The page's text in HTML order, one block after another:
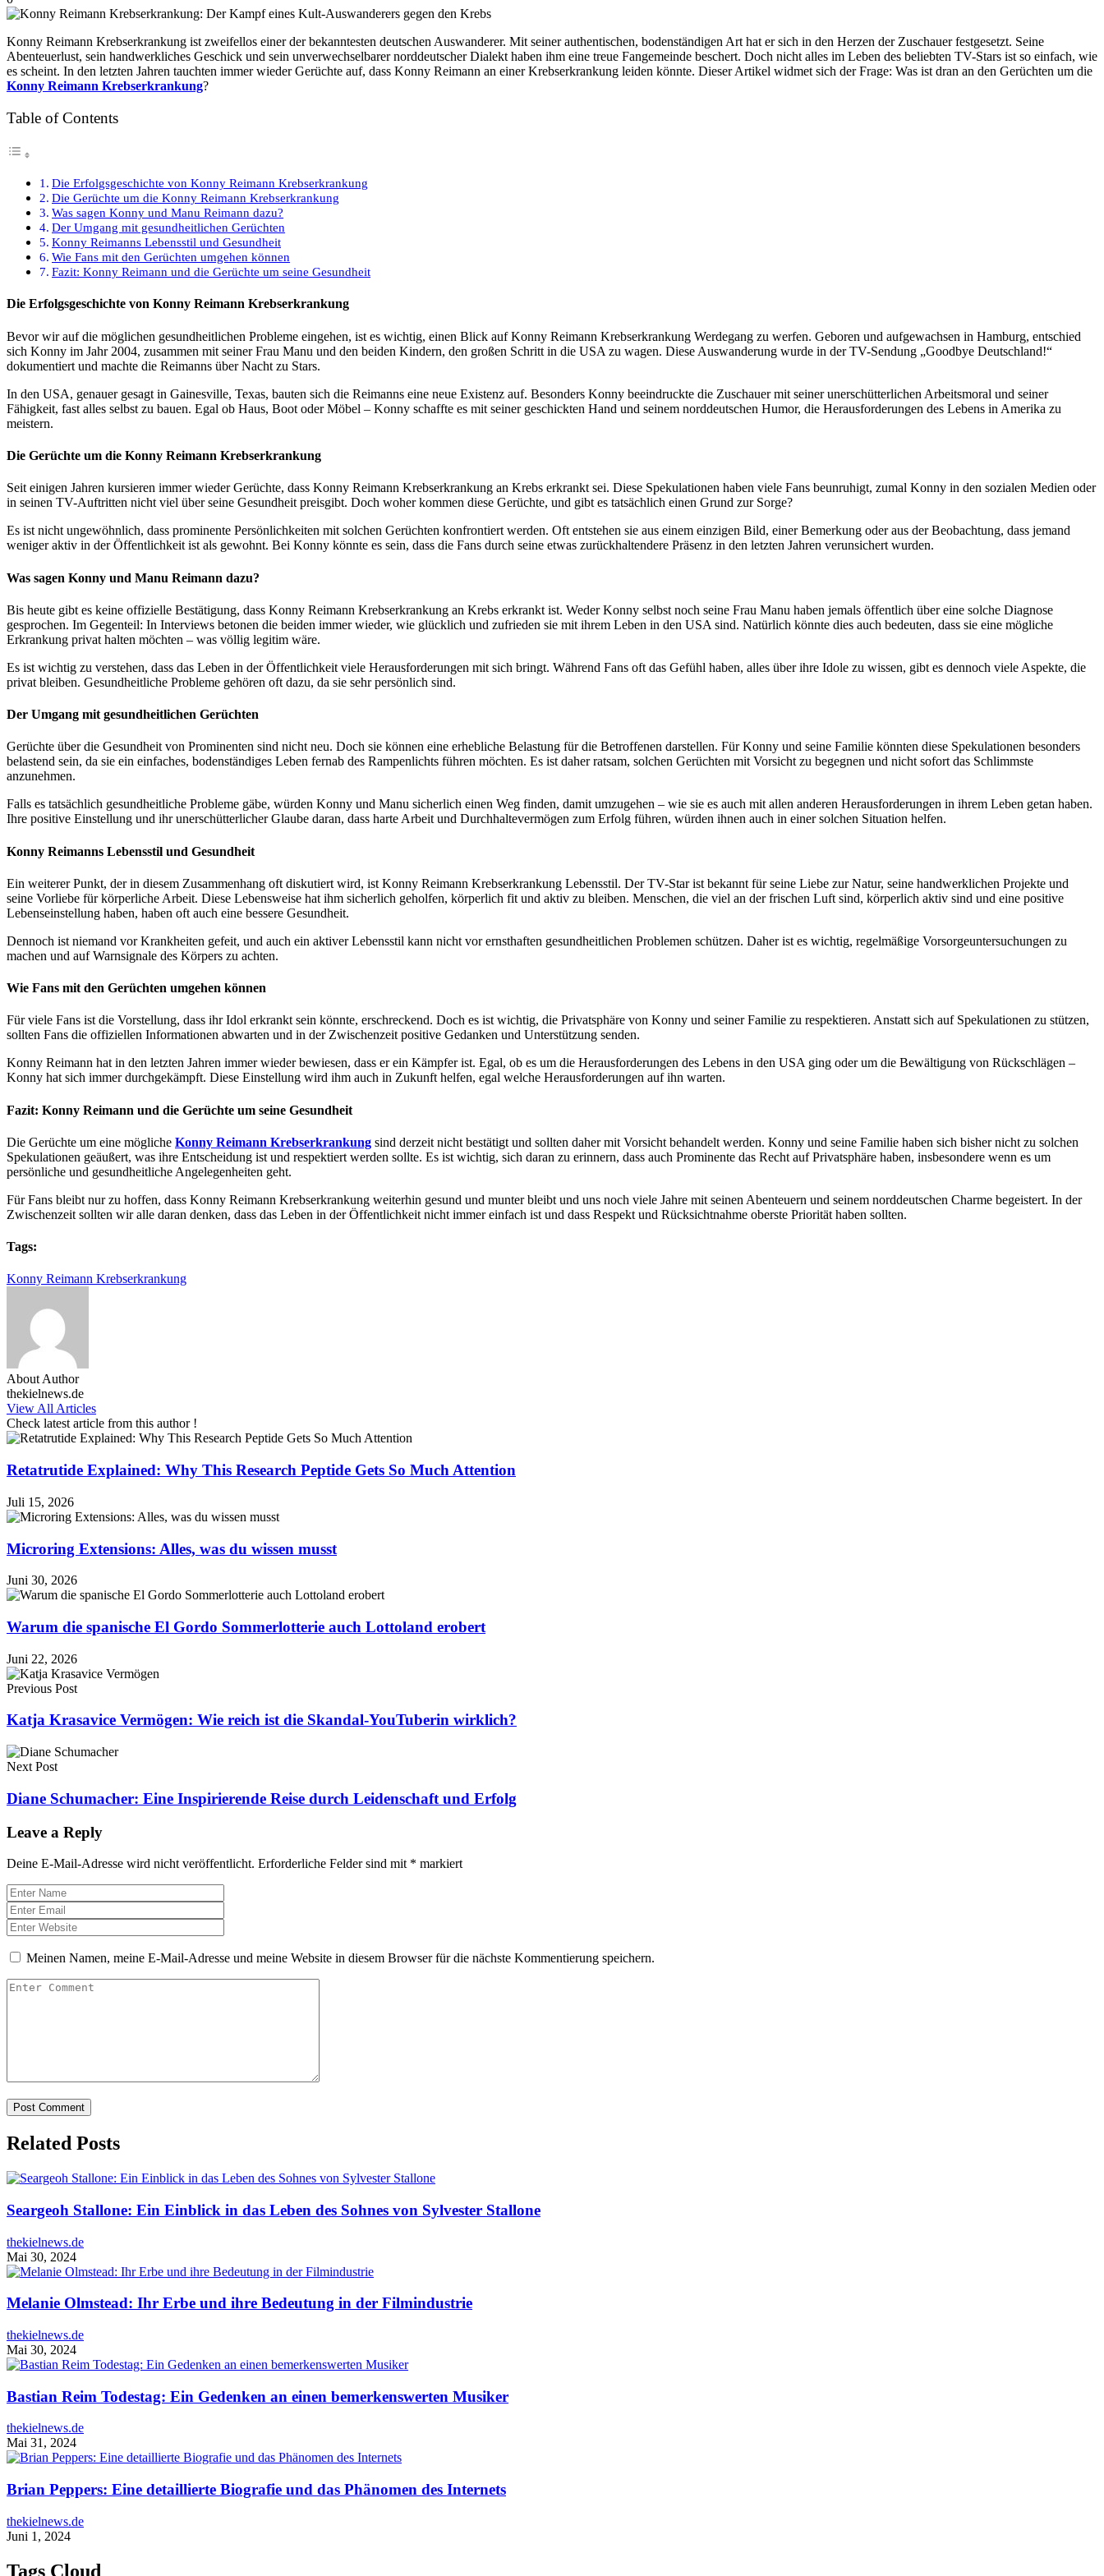
Konny Reimann Krebserkrankung ist zweifellos einer der bekanntesten deutschen Auswanderer. Mit seiner authentischen, bodenständigen Art hat er sich in den Herzen der Zuschauer festgesetzt. Seine
Abenteuerlust, sein handwerkliches Geschick und sein unverwechselbarer norddeutscher Dialekt haben ihm eine treue Fangemeinde beschert. Doch nicht alles im Leben des beliebten TV-Stars ist so einfach, wie
es scheint. In den letzten Jahren tauchten immer wieder Gerüchte auf, dass Konny Reimann an einer Krebserkrankung leiden könnte. Dieser Artikel widmet sich der Frage: Was ist dran an den Gerüchten um die
Konny Reimann Krebserkrankung?
Table of Contents
Die Erfolgsgeschichte von Konny Reimann Krebserkrankung
Die Gerüchte um die Konny Reimann Krebserkrankung
Was sagen Konny und Manu Reimann dazu?
Der Umgang mit gesundheitlichen Gerüchten
Konny Reimanns Lebensstil und Gesundheit
Wie Fans mit den Gerüchten umgehen können
Fazit: Konny Reimann und die Gerüchte um seine Gesundheit
Die Erfolgsgeschichte von Konny Reimann Krebserkrankung
Bevor wir auf die möglichen gesundheitlichen Probleme eingehen, ist es wichtig, einen Blick auf Konny Reimann Krebserkrankung Werdegang zu werfen. Geboren und aufgewachsen in Hamburg, entschied
sich Konny im Jahr 2004, zusammen mit seiner Frau Manu und den beiden Kindern, den großen Schritt in die USA zu wagen. Diese Auswanderung wurde in der TV-Sendung „Goodbye Deutschland!“
dokumentiert und machte die Reimanns über Nacht zu Stars.
In den USA, genauer gesagt in Gainesville, Texas, bauten sich die Reimanns eine neue Existenz auf. Besonders Konny beeindruckte die Zuschauer mit seiner unerschütterlichen Arbeitsmoral und seiner
Fähigkeit, fast alles selbst zu bauen. Egal ob Haus, Boot oder Möbel – Konny schaffte es mit seiner geschickten Hand und seinem norddeutschen Humor, die Herausforderungen des Lebens in Amerika zu
meistern.
Die Gerüchte um die Konny Reimann Krebserkrankung
Seit einigen Jahren kursieren immer wieder Gerüchte, dass Konny Reimann Krebserkrankung an Krebs erkrankt sei. Diese Spekulationen haben viele Fans beunruhigt, zumal Konny in den sozialen Medien oder
in seinen TV-Auftritten nicht viel über seine Gesundheit preisgibt. Doch woher kommen diese Gerüchte, und gibt es tatsächlich einen Grund zur Sorge?
Es ist nicht ungewöhnlich, dass prominente Persönlichkeiten mit solchen Gerüchten konfrontiert werden. Oft entstehen sie aus einem einzigen Bild, einer Bemerkung oder aus der Beobachtung, dass jemand
weniger aktiv in der Öffentlichkeit ist als gewohnt. Bei Konny könnte es sein, dass die Fans durch seine etwas zurückhaltendere Präsenz in den letzten Jahren verunsichert wurden.
Was sagen Konny und Manu Reimann dazu?
Bis heute gibt es keine offizielle Bestätigung, dass Konny Reimann Krebserkrankung an Krebs erkrankt ist. Weder Konny selbst noch seine Frau Manu haben jemals öffentlich über eine solche Diagnose
gesprochen. Im Gegenteil: In Interviews betonen die beiden immer wieder, wie glücklich und zufrieden sie mit ihrem Leben in den USA sind. Natürlich könnte dies auch bedeuten, dass sie eine mögliche
Erkrankung privat halten möchten – was völlig legitim wäre.
Es ist wichtig zu verstehen, dass das Leben in der Öffentlichkeit viele Herausforderungen mit sich bringt. Während Fans oft das Gefühl haben, alles über ihre Idole zu wissen, gibt es dennoch viele Aspekte, die
privat bleiben. Gesundheitliche Probleme gehören oft dazu, da sie sehr persönlich sind.
Der Umgang mit gesundheitlichen Gerüchten
Gerüchte über die Gesundheit von Prominenten sind nicht neu. Doch sie können eine erhebliche Belastung für die Betroffenen darstellen. Für Konny und seine Familie könnten diese Spekulationen besonders
belastend sein, da sie ein einfaches, bodenständiges Leben fernab des Rampenlichts führen möchten. Es ist daher ratsam, solchen Gerüchten mit Vorsicht zu begegnen und nicht sofort das Schlimmste
anzunehmen.
Falls es tatsächlich gesundheitliche Probleme gäbe, würden Konny und Manu sicherlich einen Weg finden, damit umzugehen – wie sie es auch mit allen anderen Herausforderungen in ihrem Leben getan haben.
Ihre positive Einstellung und ihr unerschütterlicher Glaube daran, dass harte Arbeit und Durchhaltevermögen zum Erfolg führen, würden ihnen auch in einer solchen Situation helfen.
Konny Reimanns Lebensstil und Gesundheit
Ein weiterer Punkt, der in diesem Zusammenhang oft diskutiert wird, ist Konny Reimann Krebserkrankung Lebensstil. Der TV-Star ist bekannt für seine Liebe zur Natur, seine handwerklichen Projekte und
seine Vorliebe für körperliche Arbeit. Diese Lebensweise hat ihm sicherlich geholfen, körperlich fit und aktiv zu bleiben. Menschen, die viel an der frischen Luft sind, körperlich aktiv sind und eine positive
Lebenseinstellung haben, haben oft auch eine bessere Gesundheit.
Dennoch ist niemand vor Krankheiten gefeit, und auch ein aktiver Lebensstil kann nicht vor ernsthaften gesundheitlichen Problemen schützen. Daher ist es wichtig, regelmäßige Vorsorgeuntersuchungen zu
machen und auf Warnsignale des Körpers zu achten.
Wie Fans mit den Gerüchten umgehen können
Für viele Fans ist die Vorstellung, dass ihr Idol erkrankt sein könnte, erschreckend. Doch es ist wichtig, die Privatsphäre von Konny und seiner Familie zu respektieren. Anstatt sich auf Spekulationen zu stützen,
sollten Fans die offiziellen Informationen abwarten und in der Zwischenzeit positive Gedanken und Unterstützung senden.
Konny Reimann hat in den letzten Jahren immer wieder bewiesen, dass er ein Kämpfer ist. Egal, ob es um die Herausforderungen des Lebens in den USA ging oder um die Bewältigung von Rückschlägen –
Konny hat sich immer durchgekämpft. Diese Einstellung wird ihm auch in Zukunft helfen, egal welche Herausforderungen auf ihn warten.
Fazit: Konny Reimann und die Gerüchte um seine Gesundheit
Die Gerüchte um eine mögliche Konny Reimann Krebserkrankung sind derzeit nicht bestätigt und sollten daher mit Vorsicht behandelt werden. Konny und seine Familie haben sich bisher nicht zu solchen
Spekulationen geäußert, was ihre Entscheidung ist und respektiert werden sollte. Es ist wichtig, sich daran zu erinnern, dass auch Prominente das Recht auf Privatsphäre haben, insbesondere wenn es um
persönliche und gesundheitliche Angelegenheiten geht.
Für Fans bleibt nur zu hoffen, dass Konny Reimann Krebserkrankung weiterhin gesund und munter bleibt und uns noch viele Jahre mit seinen Abenteuern und seinem norddeutschen Charme begeistert. In der
Zwischenzeit sollten wir alle daran denken, dass das Leben in der Öffentlichkeit nicht immer einfach ist und dass Respekt und Rücksichtnahme oberste Priorität haben sollten.
Tags:
Konny Reimann Krebserkrankung
About Author
thekielnews.de
View All Articles
Check latest article from this author !
Retatrutide Explained: Why This Research Peptide Gets So Much Attention
Juli 15, 2026
Microring Extensions: Alles, was du wissen musst
Juni 30, 2026
Warum die spanische El Gordo Sommerlotterie auch Lottoland erobert
Juni 22, 2026
Previous Post
Katja Krasavice Vermögen: Wie reich ist die Skandal-YouTuberin wirklich?
Next Post
Diane Schumacher: Eine Inspirierende Reise durch Leidenschaft und Erfolg
Leave a Reply
Deine E-Mail-Adresse wird nicht veröffentlicht. Erforderliche Felder sind mit * markiert
Meinen Namen, meine E-Mail-Adresse und meine Website in diesem Browser für die nächste Kommentierung speichern.
Related Posts
Seargeoh Stallone: Ein Einblick in das Leben des Sohnes von Sylvester Stallone
thekielnews.de
Mai 30, 2024
Melanie Olmstead: Ihr Erbe und ihre Bedeutung in der Filmindustrie
thekielnews.de
Mai 30, 2024
Bastian Reim Todestag: Ein Gedenken an einen bemerkenswerten Musiker
thekielnews.de
Mai 31, 2024
Brian Peppers: Eine detaillierte Biografie und das Phänomen des Internets
thekielnews.de
Juni 1, 2024
Tags Cloud